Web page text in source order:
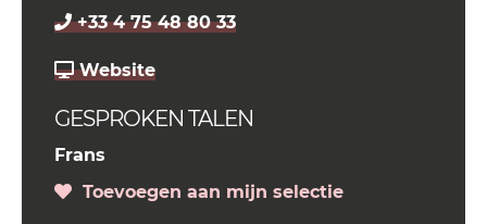
+33 4 75 48 80 33
Website
GESPROKEN TALEN
Frans
Toevoegen aan mijn selectie